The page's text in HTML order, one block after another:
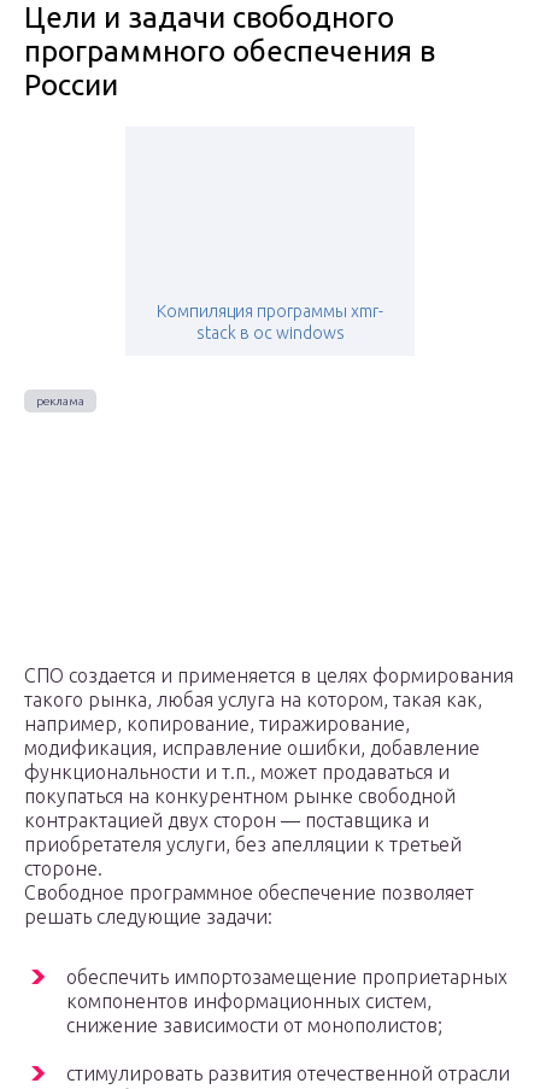
Цели и задачи свободного
программного обеспечения в
России
Компиляция программы xmr-
stack в ос windows
СПО создается и применяется в целях формирования
такого рынка, любая услуга на котором, такая как,
например, копирование, тиражирование,
модификация, исправление ошибки, добавление
функциональности и т.п., может продаваться и
покупаться на конкурентном рынке свободной
контрактацией двух сторон — поставщика и
приобретателя услуги, без апелляции к третьей
стороне.
Свободное программное обеспечение позволяет
решать следующие задачи:
обеспечить импортозамещение проприетарных
компонентов информационных систем,
снижение зависимости от монополистов;
стимулировать развития отечественной отрасли